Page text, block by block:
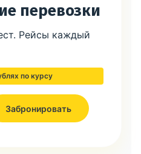
перевозки
Рейсы каждый
по курсу
Забронировать